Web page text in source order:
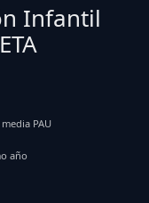
Infantil
PAU
año